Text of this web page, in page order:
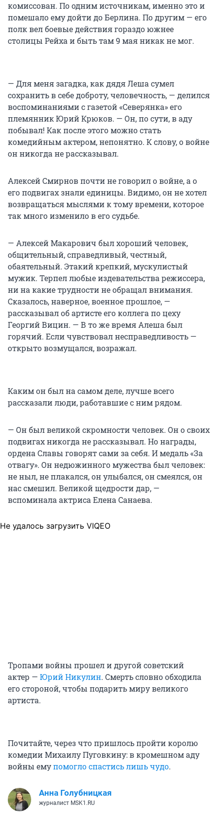
комиссован. По одним источникам, именно это и
помешало ему дойти до Берлина. По другим — его
полк вел боевые действия гораздо южнее
столицы Рейха и быть там 9 мая никак не мог.
— Для меня загадка, как дядя Леша сумел
сохранить в себе доброту, человечность, — делился
воспоминаниями с газетой «Северянка» его
племянник Юрий Крюков. — Он, по сути, в аду
побывал! Как после этого можно стать
комедийным актером, непонятно. К слову, о войне
он никогда не рассказывал.
Алексей Смирнов почти не говорил о войне, а о
его подвигах знали единицы. Видимо, он не хотел
возвращаться мыслями к тому времени, которое
так много изменило в его судьбе.
— Алексей Макарович был хороший человек,
общительный, справедливый, честный,
обаятельный. Этакий крепкий, мускулистый
мужик. Терпел любые издевательства режиссера,
ни на какие трудности не обращал внимания.
Сказалось, наверное, военное прошлое, —
рассказывал об артисте его коллега по цеху
Георгий Вицин. — В то же время Алеша был
горячий. Если чувствовал несправедливость —
открыто возмущался, возражал.
Каким он был на самом деле, лучше всего
рассказали люди, работавшие с ним рядом.
— Он был великой скромности человек. Он о своих
подвигах никогда не рассказывал. Но награды,
ордена Славы говорят сами за себя. И медаль «За
отвагу». Он недюжинного мужества был человек:
не ныл, не плакался, он улыбался, он смеялся, он
нас смешил. Великой щедрости дар, —
вспоминала актриса Елена Санаева.
Не удалось загрузить VIQEO
Тропами войны прошел и другой советский
актер — Юрий Никулин. Смерть словно обходила
его стороной, чтобы подарить миру великого
артиста.
Почитайте, через что пришлось пройти королю
комедии Михаилу Пуговкину: в кромешном аду
войны емупомогло спастись лишь чудо.
Анна Голубницкая
журналист MSK1.RU